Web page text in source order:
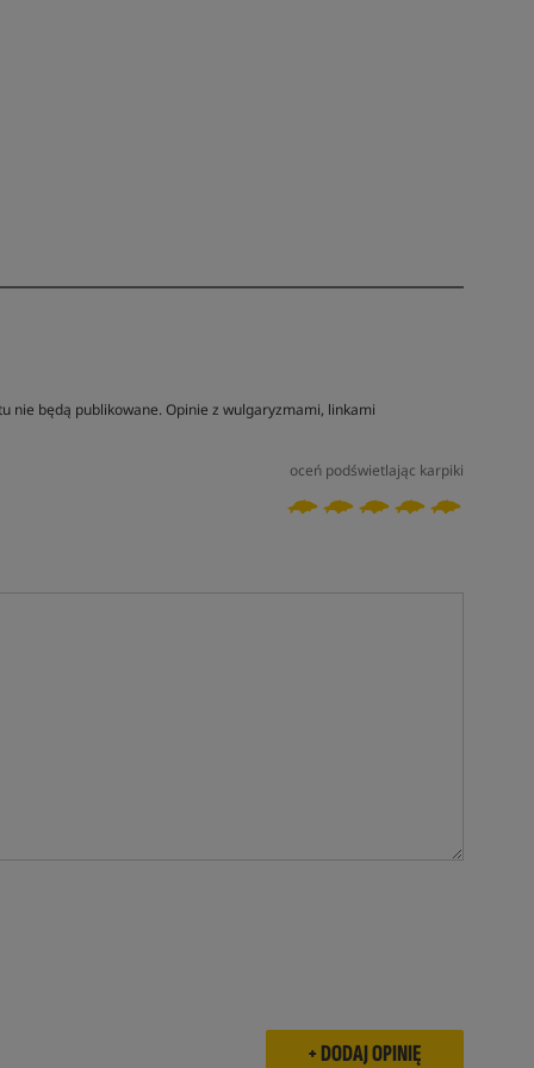
nie będą publikowane. Opinie z wulgaryzmami, linkami
oceń podświetlając karpiki